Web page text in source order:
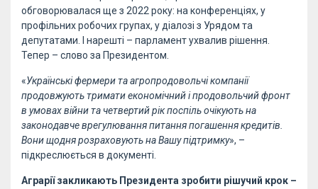
обговорювалася ще з 2022 року: на конференціях, у
профільних робочих групах, у діалозі з Урядом та
депутатами. І нарешті – парламент ухвалив рішення.
Тепер – слово за Президентом.
«Українські фермери та агропродовольчі компанії
продовжують тримати економічний і продовольчий фронт
в умовах війни та четвертий рік поспіль очікують на
законодавче врегулювання питання погашення кредитів.
Вони щодня розраховують на Вашу підтримку», –
підкреслюється в документі.
Аграрії закликають Президента зробити рішучий крок –